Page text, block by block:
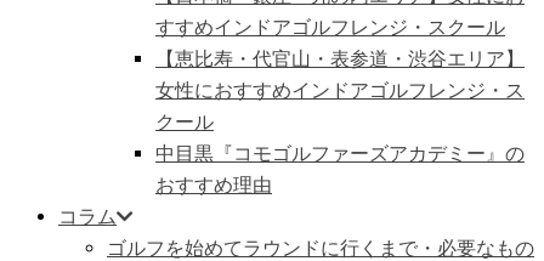
すすめインドアゴルフレンジ・スクール
【恵比寿・代官山・表参道・渋谷エリア】
女性におすすめインドアゴルフレンジ・ス
クール
中目黒『コモゴルファーズアカデミー』の
おすすめ理由
コラム
ゴルフを始めてラウンドに行くまで・必要なもの